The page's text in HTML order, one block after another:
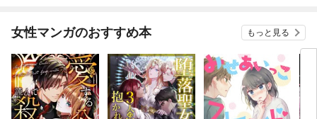
女性マンガのおすすめ本 もっと見る